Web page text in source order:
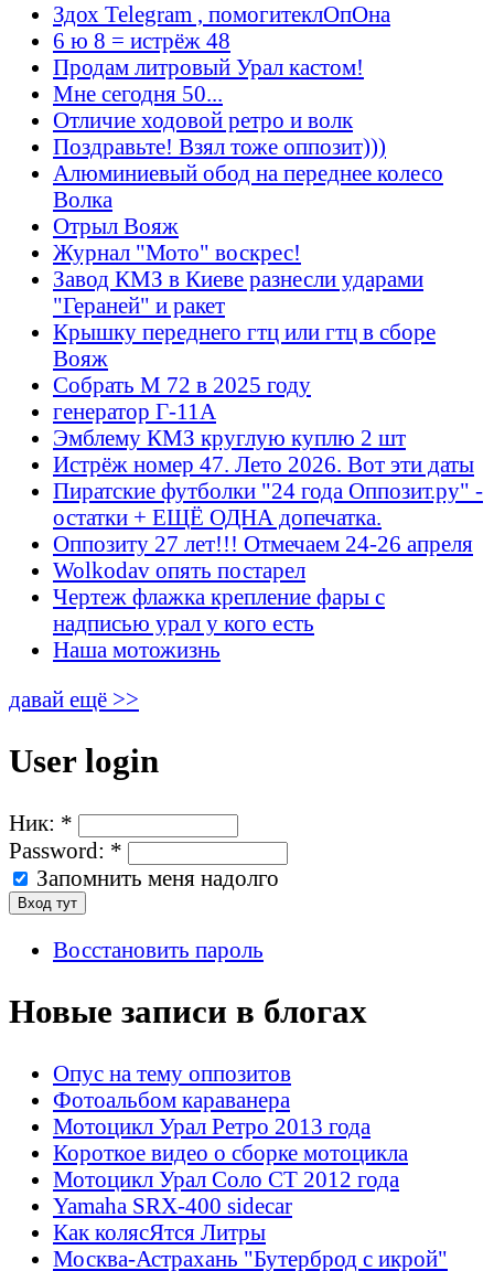
Здох Telegram , помогитеклОпОна
6 ю 8 = истрёж 48
Продам литровый Урал кастом!
Мне сегодня 50...
Отличие ходовой ретро и волк
Поздравьте! Взял тоже оппозит)))
Алюминиевый обод на переднее колесо
Волка
Отрыл Вояж
Журнал "Мото" воскрес!
Завод КМЗ в Киеве разнесли ударами
"Гераней" и ракет
Крышку переднего гтц или гтц в сборе
Вояж
Собрать М 72 в 2025 году
генератор Г-11А
Эмблему КМЗ круглую куплю 2 шт
Истрёж номер 47. Лето 2026. Вот эти даты
Пиратские футболки "24 года Оппозит.ру" -
остатки + ЕЩЁ ОДНА допечатка.
Оппозиту 27 лет!!! Отмечаем 24-26 апреля
Wolkodav опять постарел
Чертеж флажка крепление фары с
надписью урал у кого есть
Наша мотожизнь
давай ещё >>
User login
Ник: *
Password: *
Запомнить меня надолго
Восстановить пароль
Новые записи в блогах
Опус на тему оппозитов
Фотоальбом караванера
Мотоцикл Урал Ретро 2013 года
Короткое видео о сборке мотоцикла
Мотоцикл Урал Соло СТ 2012 года
Yamaha SRX-400 sidecar
Как колясЯтся Литры
Москва-Астрахань "Бутерброд с икрой"